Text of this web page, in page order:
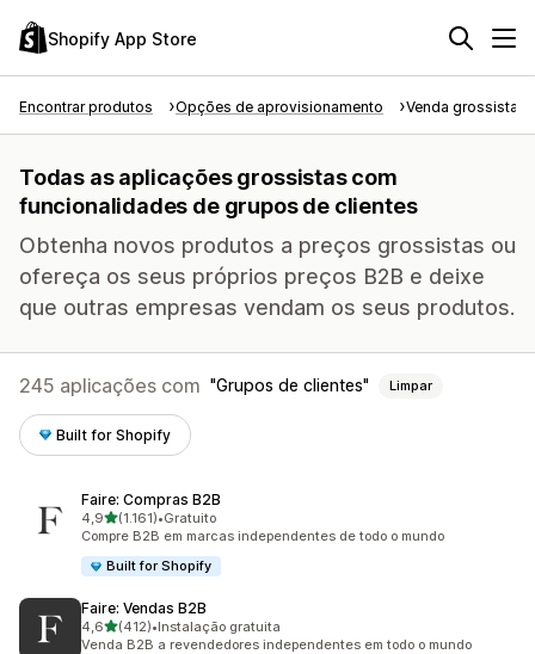
Shopify App Store
Encontrar produtos Opções de aprovisionamento Venda grossista
Todas as aplicações grossistas com
funcionalidades de grupos de clientes
Obtenha novos produtos a preços grossistas ou
ofereça os seus próprios preços B2B e deixe
que outras empresas vendam os seus produtos.
245 aplicações com Grupos de clientes Limpar
Built for Shopify
Faire: Compras B2B
4,9de 5 estrelas
(1.161)
1161 total de avaliações
•Gratuito
Compre B2B em marcas independentes de todo o mundo
Built for Shopify
Faire: Vendas B2B
4,6de 5 estrelas
(412)
412 total de avaliações
•Instalação gratuita
Venda B2B a revendedores independentes em todo o mundo